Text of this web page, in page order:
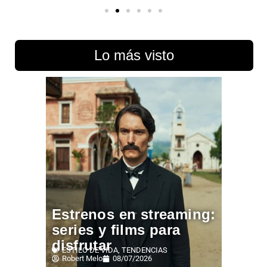
Lo más visto
Estrenos en streaming:
series y films para
disfrutar
ESTILO DE VIDA, TENDENCIAS
Robert Melo
08/07/2026